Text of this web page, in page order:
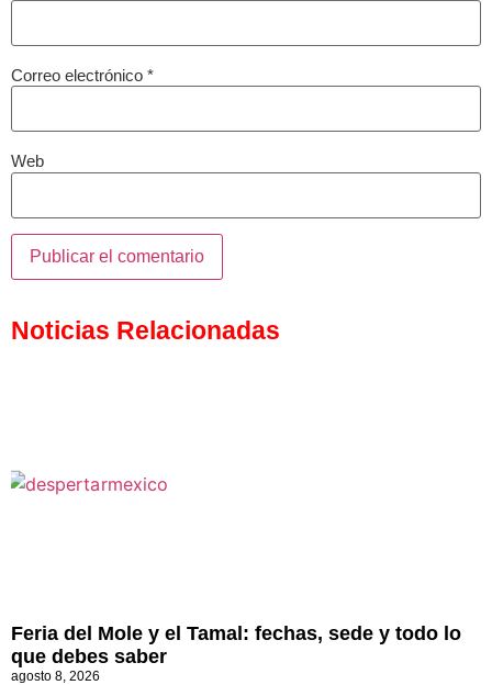
Correo electrónico *
Web
Noticias Relacionadas
Feria del Mole y el Tamal: fechas, sede y todo lo
que debes saber
agosto 8, 2026